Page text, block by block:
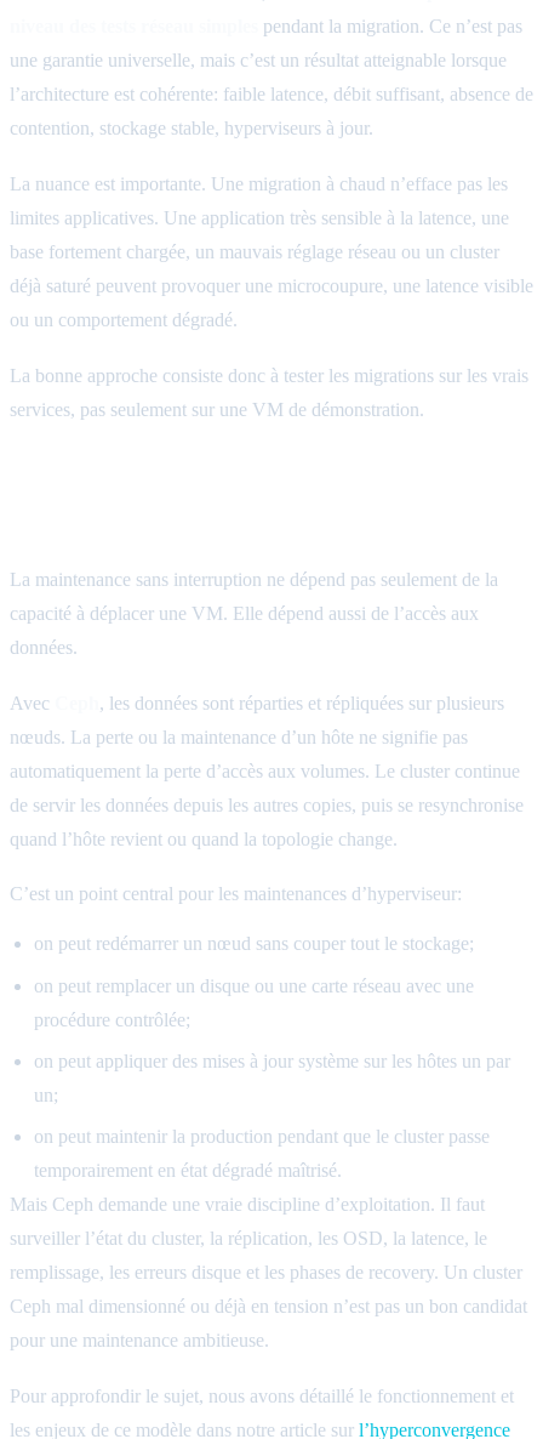
pendant la migration. Ce n’est pas
une garantie universelle, mais c’est un résultat atteignable lorsque
l’architecture est cohérente: faible latence, débit suffisant, absence de
contention, stockage stable, hyperviseurs à jour.
La nuance est importante. Une migration à chaud n’efface pas les
limites applicatives. Une application très sensible à la latence, une
base fortement chargée, un mauvais réglage réseau ou un cluster
déjà saturé peuvent provoquer une microcoupure, une latence visible
ou un comportement dégradé.
La bonne approche consiste donc à tester les migrations sur les vrais
services, pas seulement sur une VM de démonstration.
La maintenance sans interruption ne dépend pas seulement de la
capacité à déplacer une VM. Elle dépend aussi de l’accès aux
données.
Avec
, les données sont réparties et répliquées sur plusieurs
nœuds. La perte ou la maintenance d’un hôte ne signifie pas
automatiquement la perte d’accès aux volumes. Le cluster continue
de servir les données depuis les autres copies, puis se resynchronise
quand l’hôte revient ou quand la topologie change.
C’est un point central pour les maintenances d’hyperviseur:
on peut redémarrer un nœud sans couper tout le stockage;
on peut remplacer un disque ou une carte réseau avec une
procédure contrôlée;
on peut appliquer des mises à jour système sur les hôtes un par
un;
on peut maintenir la production pendant que le cluster passe
temporairement en état dégradé maîtrisé.
Mais Ceph demande une vraie discipline d’exploitation. Il faut
surveiller l’état du cluster, la réplication, les OSD, la latence, le
remplissage, les erreurs disque et les phases de recovery. Un cluster
Ceph mal dimensionné ou déjà en tension n’est pas un bon candidat
pour une maintenance ambitieuse.
Pour approfondir le sujet, nous avons détaillé le fonctionnement et
les enjeux de ce modèle dans notre article sur l’hyperconvergence